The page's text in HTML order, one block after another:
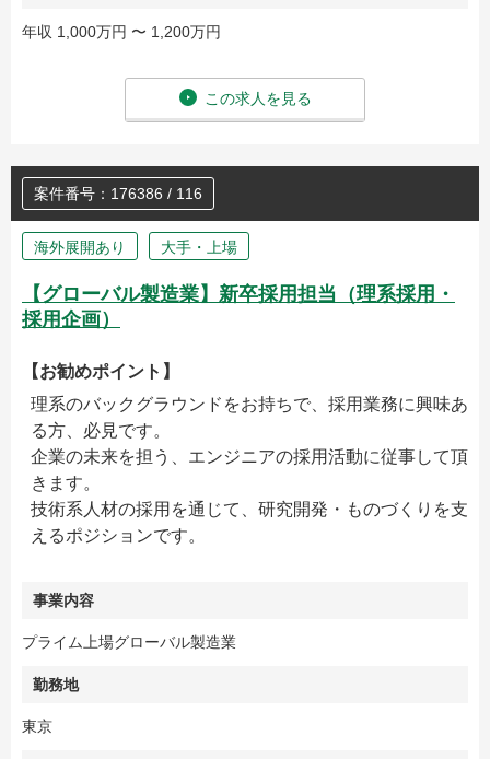
年収 1,000万円 〜 1,200万円
この求人を見る
案件番号：176386 / 116
海外展開あり 大手・上場
【グローバル製造業】新卒採用担当（理系採用・
採用企画）
【お勧めポイント】
理系のバックグラウンドをお持ちで、採用業務に興味あ
る方、必見です。
企業の未来を担う、エンジニアの採用活動に従事して頂
きます。
技術系人材の採用を通じて、研究開発・ものづくりを支
えるポジションです。
事業内容
プライム上場グローバル製造業
勤務地
東京